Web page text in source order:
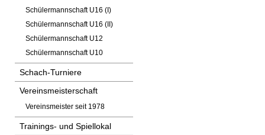
Schülermannschaft U16 (I)
Schülermannschaft U16 (II)
Schülermannschaft U12
Schülermannschaft U10
Schach-Turniere
Vereinsmeisterschaft
Vereinsmeister seit 1978
Trainings- und Spiellokal